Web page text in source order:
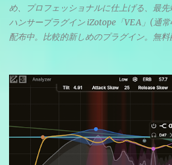
め、プロフェッショナルに仕上げる、最
ハンサープラグイン iZotope「VEA」(通
配布中。比較的新しめのプラグイン。無